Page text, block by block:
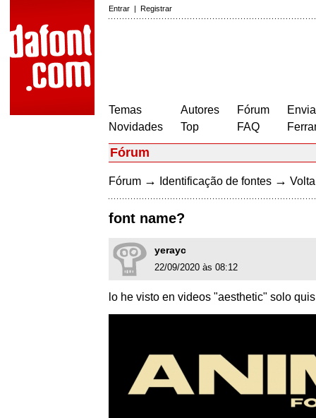
Entrar | Registrar
Temas
Novidades
Autores
Top
Fórum
FAQ
Fórum
Fórum → Identificação de fontes →
font name?
yerayc
22/09/2020 às 08:12
lo he visto en videos "aesthetic" solo